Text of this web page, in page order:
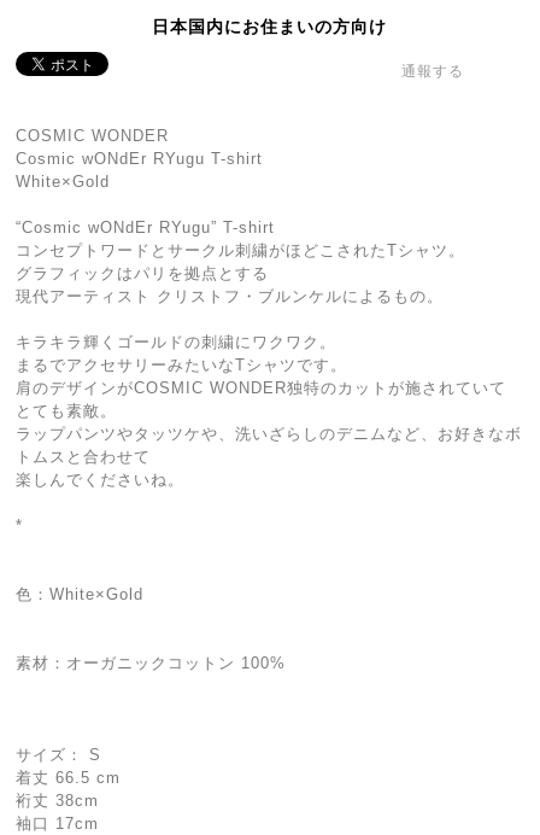
日本国内にお住まいの方向け
通報する
COSMIC WONDER
Cosmic wONdEr RYugu T-shirt
White×Gold
“Cosmic wONdEr RYugu” T-shirt
コンセプトワードとサークル刺繍がほどこされたTシャツ。
グラフィックはパリを拠点とする
現代アーティスト クリストフ・ブルンケルによるもの。
キラキラ輝くゴールドの刺繍にワクワク。
まるでアクセサリーみたいなTシャツです。
肩のデザインがCOSMIC WONDER独特のカットが施されていて
とても素敵。
ラップパンツやタッツケや、洗いざらしのデニムなど、お好きなボ
トムスと合わせて
楽しんでくださいね。
*
色：White×Gold
素材：オーガニックコットン 100%
サイズ： S
着丈 66.5 cm
裄丈 38cm
袖口 17cm